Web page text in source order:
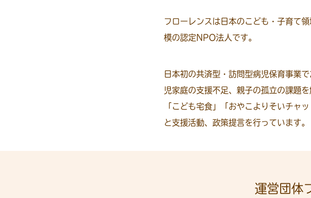
フローレンスは日本のこども・子育て
模の認定NPO法人です。
日本初の共済型・訪問型病児保育事業
児家庭の支援不足、親子の孤立の課題
「こども宅食」「おやこよりそいチャ
と支援活動、政策提言を行っています。
運営団体